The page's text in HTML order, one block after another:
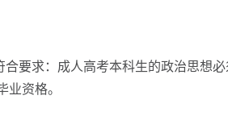
要求：成人高考本科生的政治思想必
业资格。